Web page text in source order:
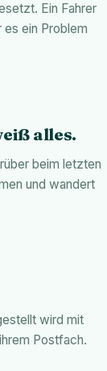
Ein Fahrer
ein Problem
alles.
beim letzten
und wandert
wird mit
Postfach.